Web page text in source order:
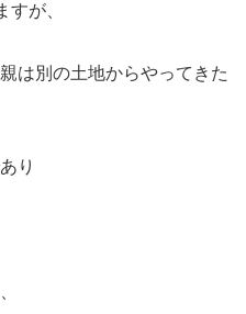
すが、
は別の土地からやってきた
り